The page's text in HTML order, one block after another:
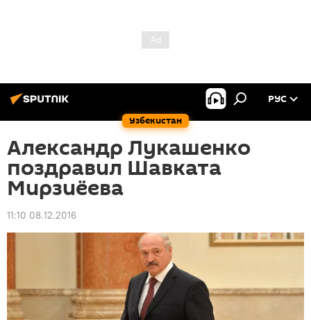
Узбекистан
РУС
Александр Лукашенко
поздравил Шавката
Мирзиёева
11:10 08.12.2016